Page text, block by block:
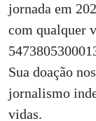
jornada em
com qualquer
Sua doação
jornalismo
vidas.